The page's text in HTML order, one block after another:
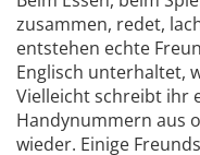
zusammen, redet,
entstehen echte
Englisch unterhaltet,
Vielleicht schreibt ihr
Handynummern aus
wieder. Einige